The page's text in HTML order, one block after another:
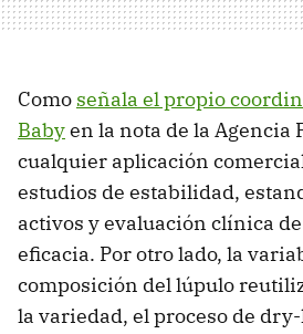
Como señala el propio
Babyen la nota de la Agencia
cualquier aplicación
estudios de estabilidad,
activos y evaluación clínica
eficacia. Por otro lado, la
composición del lúpulo
la variedad, el proceso de